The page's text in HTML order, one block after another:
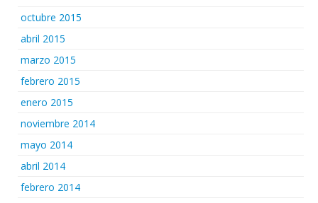
octubre 2015
abril 2015
marzo 2015
febrero 2015
enero 2015
noviembre 2014
mayo 2014
abril 2014
febrero 2014